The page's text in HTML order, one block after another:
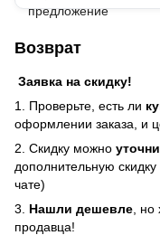
Возврат
Заявка на скидку!
1. Проверьте, есть ли
оформлении заказа, и
2. Скидку можно
дополнительную
чате)
3. Нашли дешевле ,
продавца!